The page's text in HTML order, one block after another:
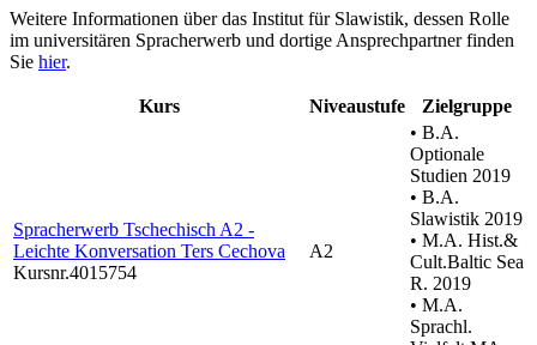
Weitere Informationen über das Institut für Slawistik, dessen Rolle
im universitären Spracherwerb und dortige Ansprechpartner finden
Sie hier.
Kurs Niveaustufe Zielgruppe
Spracherwerb Tschechisch A2 -
Leichte Konversation Ters Cechova
Kursnr.4015754
A2
• B.A.
Optionale
Studien 2019
• B.A.
Slawistik 2019
• M.A. Hist.&
Cult.Baltic Sea
R. 2019
• M.A.
Sprachl.